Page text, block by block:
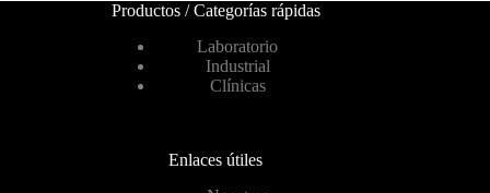
Productos / Categorías rápidas
Laboratorio
Industrial
Clínicas
Enlaces útiles